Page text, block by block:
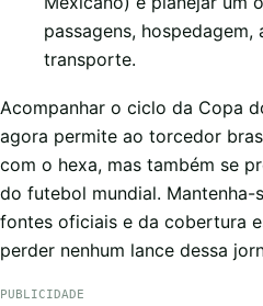
passagens,
transporte.
Acompanhar o ciclo da Copa
agora permite ao torcedor
com o hexa, mas também se
do futebol mundial.
fontes oficiais e da cobertura
perder nenhum lance dessa
PUBLICIDADE